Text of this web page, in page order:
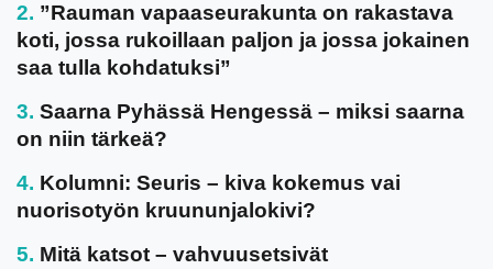
”Rauman vapaaseurakunta on rakastava
koti, jossa rukoillaan paljon ja jossa jokainen
saa tulla kohdatuksi”
Saarna Pyhässä Hengessä – miksi saarna
on niin tärkeä?
Kolumni: Seuris – kiva kokemus vai
nuorisotyön kruununjalokivi?
Mitä katsot – vahvuusetsivät